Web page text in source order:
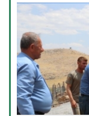
Devamını Oku ->